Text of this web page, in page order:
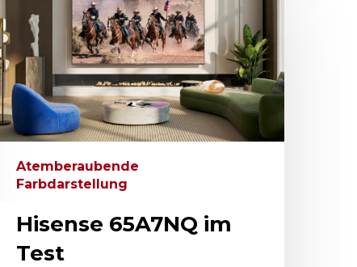
Atemberaubende
Farbdarstellung
Hisense 65A7NQ im
Test